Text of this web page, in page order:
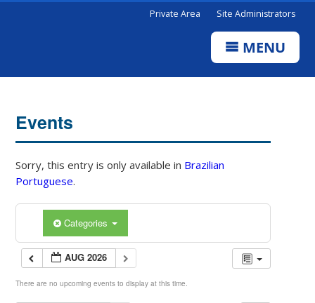
Private Area Site Administrators
MENU
Events
Sorry, this entry is only available in Brazilian
Portuguese.
Categories
AUG 2026
There are no upcoming events to display at this time.